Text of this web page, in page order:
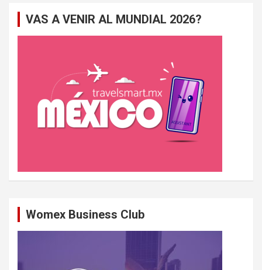
c
VAS A VENIR AL MUNDIAL 2026?
Womex Business Club